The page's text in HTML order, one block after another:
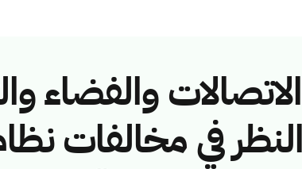
والفضاء
في مخالفات